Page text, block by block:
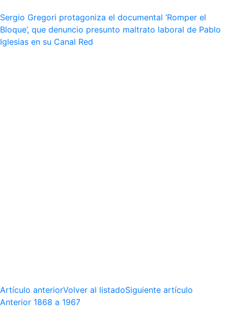
Sergio Gregori protagoniza el documental ‘Romper el
Bloque’, que denuncio presunto maltrato laboral de Pablo
Iglesias en su Canal Red
Artículo anteriorVolver al listadoSiguiente artículo
Anterior 1868 a 1967